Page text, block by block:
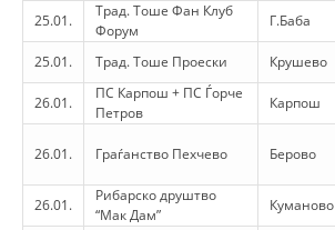
KUSH JEMI NE
VEPRIMTARI
25.01.
Трад. Тоше Фан Клуб
Форум
Г.Баба
25.01. Трад. Тоше Проески Крушево
26.01.
ПС Карпош + ПС Ѓорче
Петров
Карпош
26.01. Граѓанство Пехчево Берово
26.01.
Рибарско друштво
“Мак Дам”
Куманово